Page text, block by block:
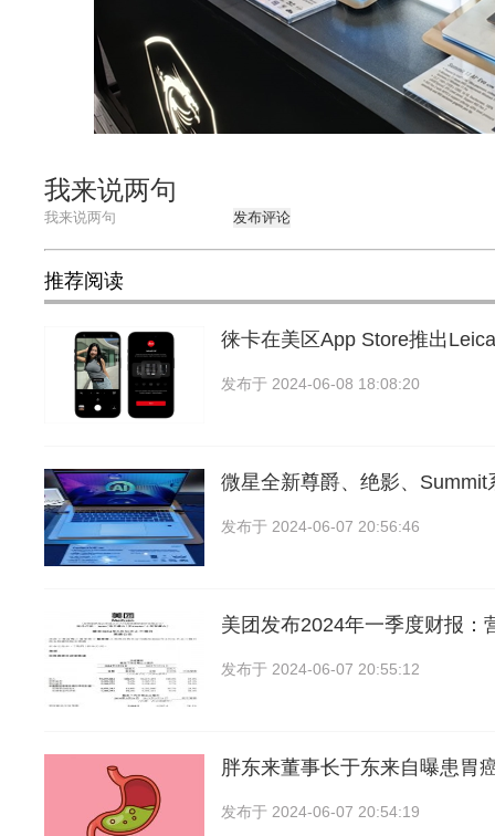
我来说两句
发布评论
推荐阅读
徕卡在美区App Store推出
发布于 2024-06-08 18:08:20
微星全新尊爵、绝影、Summit
发布于 2024-06-07 20:56:46
美团发布2024年一季度财报：
发布于 2024-06-07 20:55:12
胖东来董事长于东来自曝患胃
发布于 2024-06-07 20:54:19